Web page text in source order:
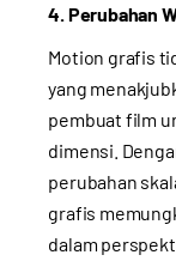
4. Perubahan
Motion grafis
yang
pembuat film
dimensi.
perubahan
grafis
dalam